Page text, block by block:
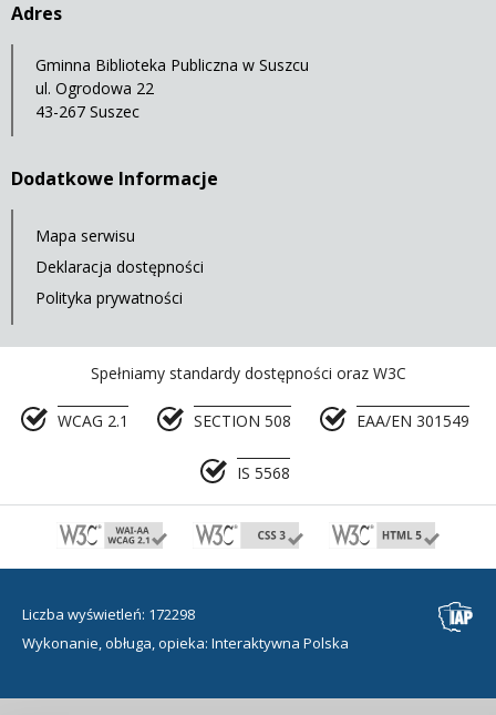
Adres
Gminna Biblioteka Publiczna w Suszcu
ul. Ogrodowa 22
43-267 Suszec
Dodatkowe Informacje
Mapa serwisu
Deklaracja dostępności
Polityka prywatności
Spełniamy standardy dostępności oraz W3C
WCAG 2.1 SECTION 508 EAA/EN 301549
IS 5568
Liczba wyświetleń: 172298
Wykonanie, obługa, opieka: Interaktywna Polska